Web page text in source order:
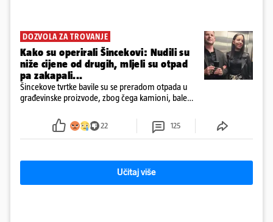
DOZVOLA ZA TROVANJE
Kako su operirali Šincekovi: Nudili su
niže cijene od drugih, mljeli su otpad
pa zakapali...
Šincekove tvrtke bavile su se preradom otpada u
građevinske proizvode, zbog čega kamioni, bale
22 125
Učitaj više